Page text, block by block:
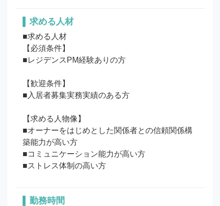
求める人材
■求める人材
【必須条件】
■レジデンスPM経験ありの方
【歓迎条件】
■入居者募集実務実績のある方
【求める人物像】
■オーナーをはじめとした関係者との信頼関係構
築能力が高い方
■コミュニケーション能力が高い方
勤務時間